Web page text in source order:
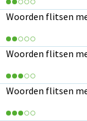
Woorden flitsen
Woorden flitsen
Woorden flitsen